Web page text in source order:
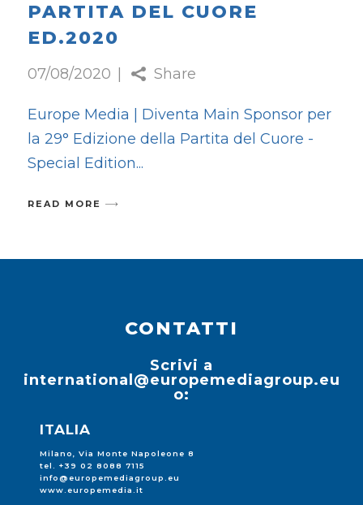
PARTITA DEL CUORE
ED.2020
07/08/2020 Share
Europe Media | Diventa Main Sponsor per
la 29° Edizione della Partita del Cuore -
Special Edition
READ MORE
CONTATTI
Scrivi a
international@europemediagroup.eu
o:
ITALIA
Milano, Via Monte Napoleone 8
tel. +39 02 8088 7115
info@europemediagroup.eu
www.europemedia.it